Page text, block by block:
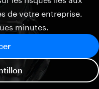
de votre entreprise.
minutes.